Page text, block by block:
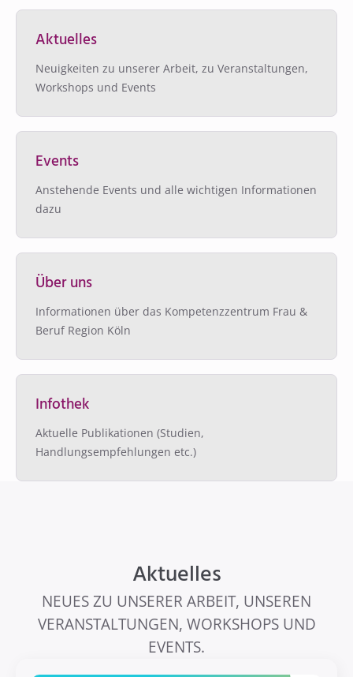
Aktuelles
Neuigkeiten zu unserer Arbeit, zu Veranstaltungen,
Workshops und Events
Events
Anstehende Events und alle wichtigen Informationen
dazu
Über uns
Informationen über das Kompetenzzentrum Frau &
Beruf Region Köln
Infothek
Aktuelle Publikationen (Studien,
Handlungsempfehlungen etc.)
Aktuelles
NEUES ZU UNSERER ARBEIT, UNSEREN
VERANSTALTUNGEN, WORKSHOPS UND
EVENTS.